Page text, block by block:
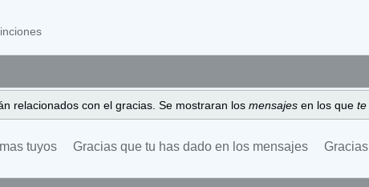
relacionados con el gracias. Se mostraran los mensajes en los que te
tuyos Gracias que tu has dado en los mensajes